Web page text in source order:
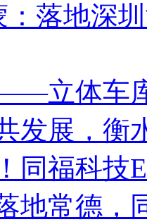
落地深
立体车
发展，衡
同福科技
地常德，